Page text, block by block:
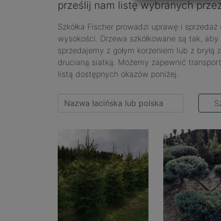
prześlij nam listę wybranych
Szkółka Fischer prowadzi uprawę i
wysokości. Drzewa szkółkowane są tak,
sprzedajemy z gołym korzeniem lub z
drucianą siatką. Możemy zapewnić
listą dostępnych okazów poniżej.
Przetwarzanie
NIP, Regon,
Do Państwa
i wyłącznie w
do innych firm
usunięcia
do
Mają Państwo
Osobowych)
że
danych